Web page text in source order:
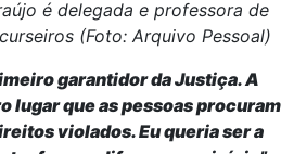
é delegada e professora de
(Foto: Arquivo Pessoal)
garantidor da Justiça. A
lugar que as pessoas procuram
violados. Eu queria ser a